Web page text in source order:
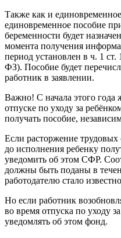
Также как и
единовременное пособие
беременности будет
момента получения
период установлен в ч. 1
ФЗ). Пособие будет
работник в заявлении.
Важно! С начала этого года
отпуске по уходу за
получать пособие,
Если расторжение
до исполнения ребенку
уведомить об этом СФР.
должны быть поданы в
работодателю стало
Но если работник
во время отпуска по уходу
уведомлять об этом фонд.